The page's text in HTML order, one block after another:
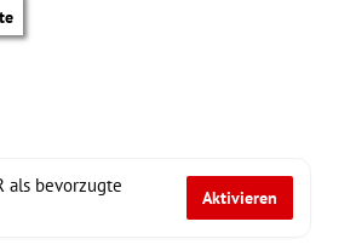
als bevorzugte
Aktivieren